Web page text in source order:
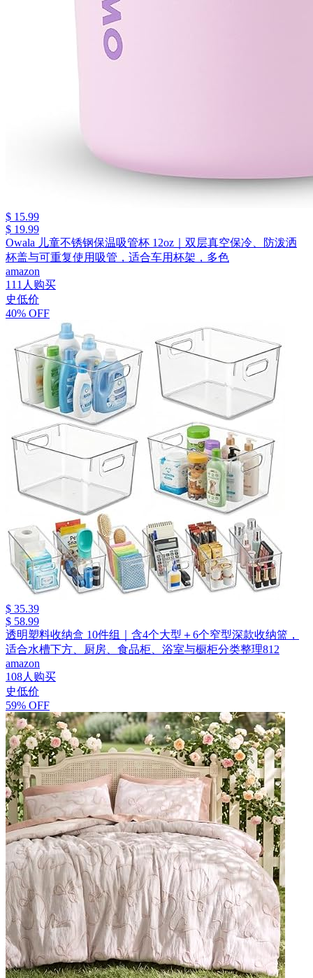
$ 15.99
$ 19.99
Owala 儿童不锈钢保温吸管杯 12oz｜双层真空保冷、防泼洒
杯盖与可重复使用吸管，适合车用杯架，多色
amazon
111人购买
史低价
40% OFF
$ 35.39
$ 58.99
透明塑料收纳盒 10件组｜含4个大型＋6个窄型深款收纳篮，
适合水槽下方、厨房、食品柜、浴室与橱柜分类整理812
amazon
108人购买
史低价
59% OFF